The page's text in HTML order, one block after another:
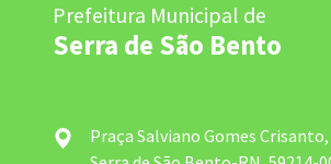
Prefeitura Municipal de
Serra de São Bento
Praça Salviano Gomes